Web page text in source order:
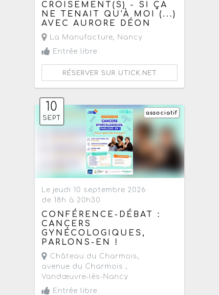
CROISEMENT(S) - SI ÇA
NE TENAIT QU'À MOI (...)
AVEC AURORE DÉON
La Manufacture, Nancy
Entrée libre
RÉSERVER SUR UTICK.NET
10
SEPT
associatif
Le jeudi 10 septembre 2026
de 18h à 20h30
CONFÉRENCE-DÉBAT :
CANCERS
GYNÉCOLOGIQUES,
PARLONS-EN !
Château du Charmois,
avenue du Charmois ,
Vandœuvre-lès-Nancy
Entrée libre